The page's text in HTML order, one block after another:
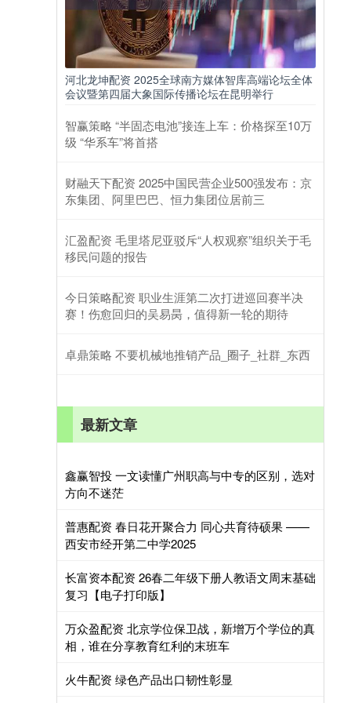
河北龙坤配资 2025全球南方媒体智库高端论坛全体
会议暨第四届大象国际传播论坛在昆明举行
智赢策略 “半固态电池”接连上车：价格探至10万
级 “华系车”将首搭
财融天下配资 2025中国民营企业500强发布：京
东集团、阿里巴巴、恒力集团位居前三
汇盈配资 毛里塔尼亚驳斥“人权观察”组织关于毛
移民问题的报告
今日策略配资 职业生涯第二次打进巡回赛半决
赛！伤愈回归的吴易昺，值得新一轮的期待
卓鼎策略 不要机械地推销产品_圈子_社群_东西
最新文章
鑫赢智投 一文读懂广州职高与中专的区别，选对
方向不迷茫
普惠配资 春日花开聚合力 同心共育待硕果 ——
西安市经开第二中学2025
长富资本配资 26春二年级下册人教语文周末基础
复习【电子打印版】
万众盈配资 北京学位保卫战，新增万个学位的真
相，谁在分享教育红利的末班车
火牛配资 绿色产品出口韧性彰显